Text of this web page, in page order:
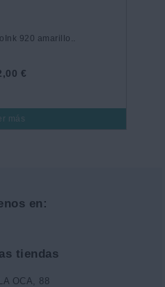
920 amarillo..
€
más
en:
tiendas
OCA, 88